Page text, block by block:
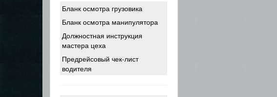
Бланк осмотра грузовика
Бланк осмотра манипулятора
Должностная инструкция
мастера цеха
Предрейсовый чек-лист
водителя